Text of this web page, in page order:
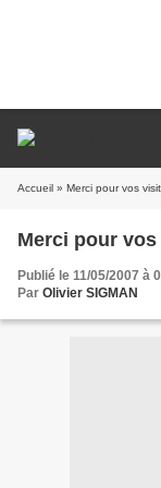
Accueil » Merci pour vos
Merci pour
Publié le 11/05/2007 à
Par Olivier SIGMAN